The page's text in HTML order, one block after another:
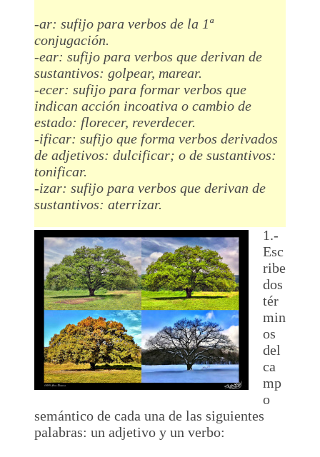
-ar: sufijo para verbos de la 1ª
conjugación.
-ear: sufijo para verbos que derivan de
sustantivos: golpear, marear.
-ecer: sufijo para formar verbos que
indican acción incoativa o cambio de
estado: florecer, reverdecer.
-ificar: sufijo que forma verbos derivados
de adjetivos: dulcificar; o de sustantivos:
tonificar.
-izar: sufijo para verbos que derivan de
sustantivos: aterrizar.
1.-
Esc
ribe
dos
tér
min
os
del
ca
mp
o
semántico de cada una de las siguientes
palabras: un adjetivo y un verbo: